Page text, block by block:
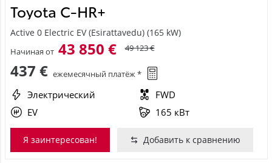
Toyota C-HR+
Active 0 Electric EV (Esirattavedu) (165 kW)
Начиная от 43 850 € 49 123 €
437 € ежемесячный платёж *
Электрический
FWD
EV
165 кВт
Я заинтересован! Добавить к сравнению